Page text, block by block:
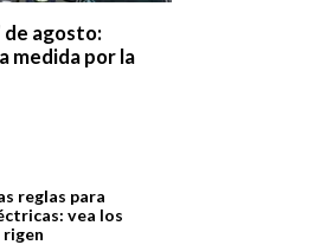
de agosto:
medida por la
reglas para
vea los
rigen